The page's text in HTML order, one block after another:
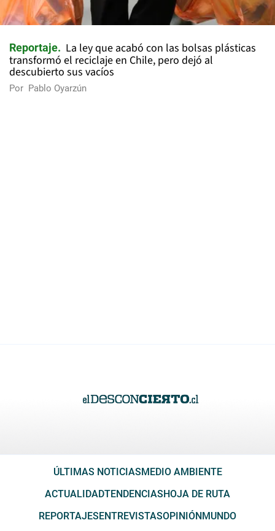
Reportaje
La ley que acabó con las bolsas plásticas
transformó el reciclaje en Chile, pero dejó al
descubierto sus vacíos
Por Pablo Oyarzún
ÚLTIMAS NOTICIASMEDIO AMBIENTE
ACTUALIDADTENDENCIASHOJA DE RUTA
REPORTAJESENTREVISTASOPINIÓNMUNDO